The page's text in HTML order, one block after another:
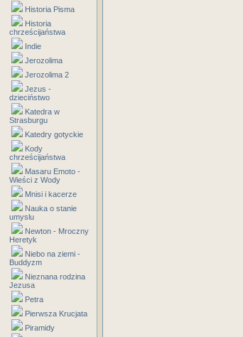
Historia Pisma
Historia
chrześcijaństwa
Indie
Jerozolima
Jerozolima 2
Jezus -
dzieciństwo
Katedra w
Strasburgu
Katedry gotyckie
Kody
chrześcijaństwa
Masaru Emoto -
Wieści z Wody
Mnisi i kacerze
Nauka o stanie
umyslu
Newton - Mroczny
Heretyk
Niebo na ziemi -
Buddyzm
Nieznana rodzina
Jezusa
Petra
Pierwsza Krucjata
Piramidy